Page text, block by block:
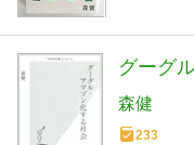
グーグ
森健
233